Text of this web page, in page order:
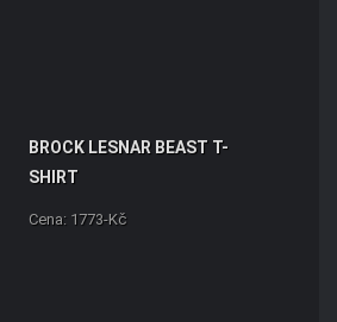
BROCK LESNAR BEAST T-
SHIRT
Cena: 1773-Kč